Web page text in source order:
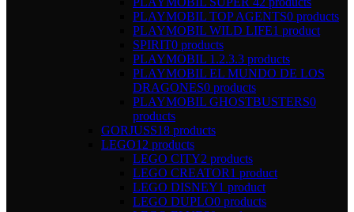
PLAYMOBIL TOP AGENTS0 products
PLAYMOBIL WILD LIFE1 product
SPIRIT0 products
PLAYMOBIL 1.2.3.3 products
PLAYMOBIL EL MUNDO DE LOS
DRAGONES0 products
PLAYMOBIL GHOSTBUSTERS0
products
GORJUSS18 products
LEGO12 products
LEGO CITY2 products
LEGO CREATOR1 product
LEGO DISNEY1 product
LEGO DUPLO0 products